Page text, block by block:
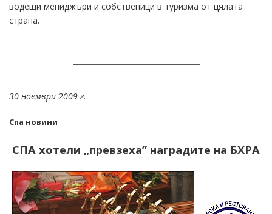
водещи мениджъри и собственици в туризма от цялата
страна.
30 ноември 2009 г.
Спа новини
СПА хотели „превзеха” наградите на БХРА